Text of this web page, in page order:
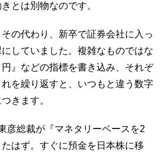
とは別物なのです。
の代わり、新卒で証券会社に入っ
していました。複雑なものではな
』などの指標を書き込み、それぞ
を繰り返すと、いつもと違う数字
きます。
彦総裁が『マネタリーベースを2
はず。すぐに預金を日本株に移